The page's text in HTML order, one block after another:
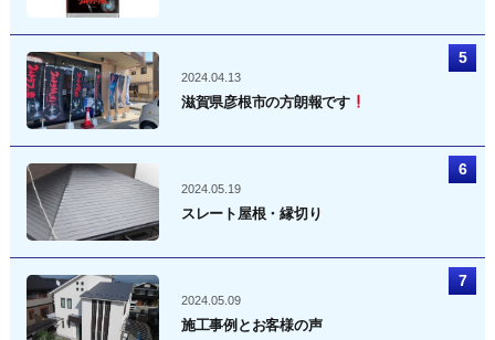
2024.04.13
滋賀県彦根市の方朗報です
2024.05.19
スレート屋根・縁切り
2024.05.09
施工事例とお客様の声